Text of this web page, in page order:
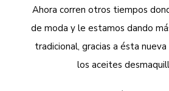
Ahora corren otros tiempos
de moda y le estamos dando
tradicional, gracias a ésta
los aceites